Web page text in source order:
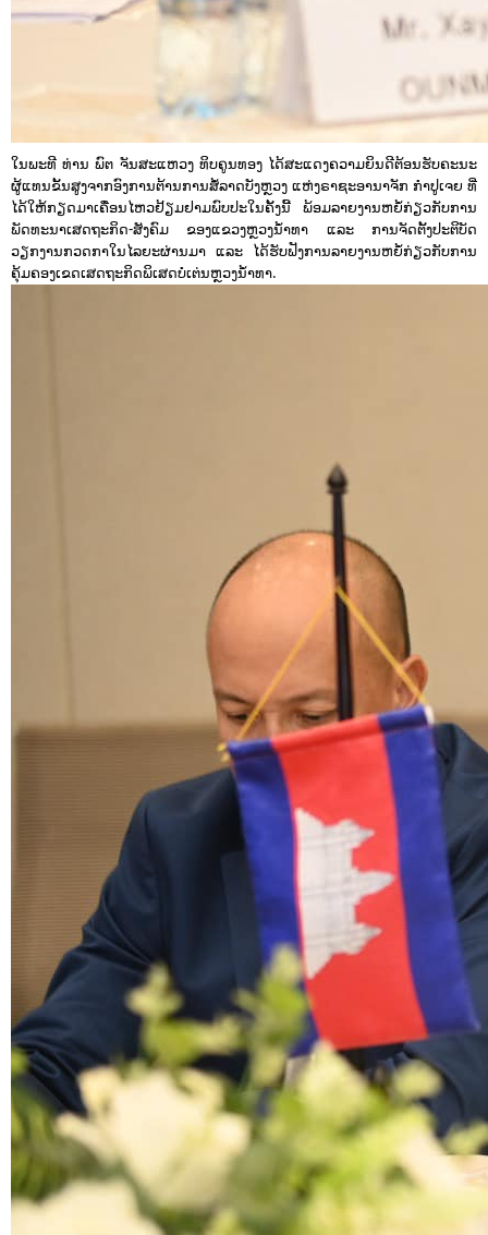
ໃນພະທີ ທ່ານ ພົຕ ຈັນສະແຫວງ ທິບຄູນທອງ ໄດ້ສະແດງຄວາມຍິນດີຕ້ອນຮັບຄະນະ
ຜູ້ແທນຂັ້ນສູງຈາກອົງການຕ້ານການສໍ້ລາດບັງຫຼວງ ແຫ່ງຣາຊະອານາຈັກ ກຳປູເຈຍ ທີ່
ໄດ້ໃຫ້ກຽດມາເຄື່ອນໄຫວຢ້ຽມຢາມພົບປະໃນຄັ້ງນີ້ ພ້ອມລາຍງານຫຍໍ້ກ່ຽວກັບການ
ພັດທະນາເສດຖະກິດ-ສັງຄົມ ຂອງແຂວງຫຼວງນໍ້າທາ ແລະ ການຈັດຕັ້ງປະຕິບັດ
ວຽກງານກວດກາໃນໄລຍະຜ່ານມາ ແລະ ໄດ້ຮັບຟັງການລາຍງານຫຍໍ້ກ່ຽວກັບການ
ຄຸ້ມຄອງເຂດເສດຖະກິດພິເສດບໍ່ເຕ່ນຫຼວງນໍ້າທາ.